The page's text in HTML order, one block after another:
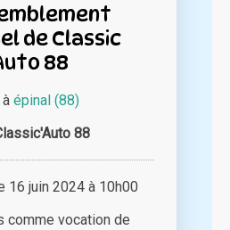
de Classic
88
à épinal (88)
88
16 juin 2024 à 10h00
comme vocation de